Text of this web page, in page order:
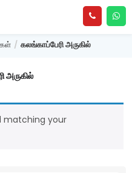
கலங்காப்பேரி அருகில்
அருகில்
matching your